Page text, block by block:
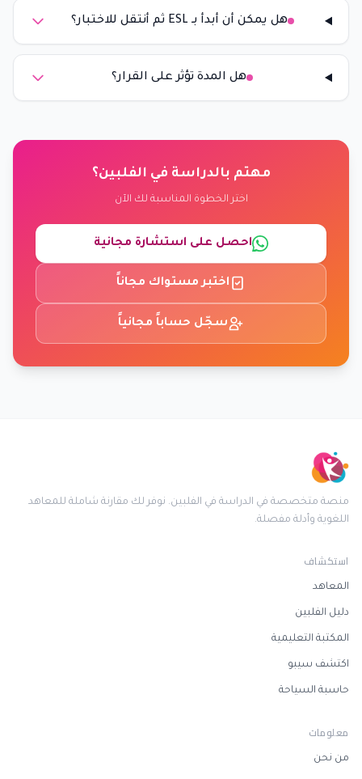
هل يمكن أن أبدأ بـ ESL ثم أنتقل للاختبار؟
هل المدة تؤثر على القرار؟
مهتم بالدراسة في الفلبين؟
اختر الخطوة المناسبة لك الآن
احصل على استشارة مجانية
اختبر مستواك مجاناً
سجّل حساباً مجانياً
منصة متخصصة في الدراسة في الفلبين. نوفر لك مقارنة شاملة للمعاهد
اللغوية وأدلة مفصلة.
استكشاف
المعاهد
دليل الفلبين
المكتبة التعليمية
اكتشف سيبو
حاسبة السياحة
معلومات
من نحن